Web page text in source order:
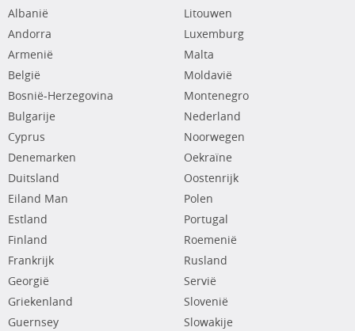
Albanië
Andorra
Armenië
België
Bosnië-Herzegovina
Bulgarije
Cyprus
Denemarken
Duitsland
Eiland Man
Estland
Finland
Frankrijk
Georgië
Griekenland
Guernsey
Litouwen
Luxemburg
Malta
Moldavië
Montenegro
Nederland
Noorwegen
Oekraïne
Oostenrijk
Polen
Portugal
Roemenië
Rusland
Servië
Slovenië
Slowakije